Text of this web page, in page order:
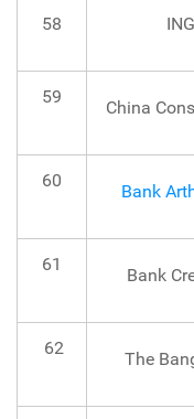
58
59
China
60
Bank
61
Bank
62
The